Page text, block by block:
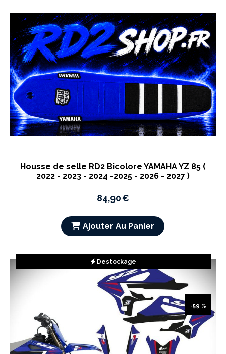
Housse de selle RD2 Bicolore YAMAHA YZ 85 (
2022 - 2023 - 2024 -2025 - 2026 - 2027 )
84,90€
Ajouter Au Panier
Destockage
-59 %